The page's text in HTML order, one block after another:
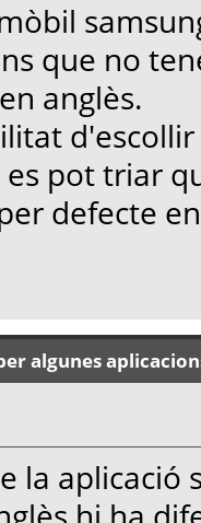
que no
anglès.
es pot triar
defecte
algunes
la aplicació